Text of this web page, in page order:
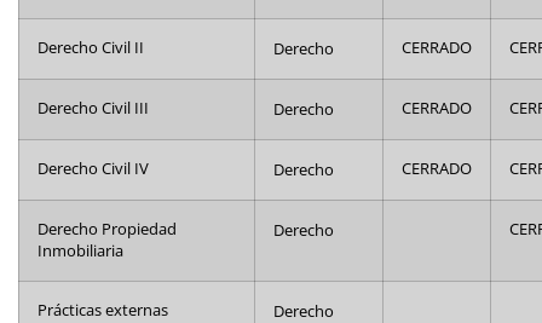
Derecho Civil II Derecho CERRADO
Derecho Civil III Derecho CERRADO
Derecho Civil IV Derecho CERRADO
Derecho Propiedad
Inmobiliaria
Derecho
Prácticas externas Derecho